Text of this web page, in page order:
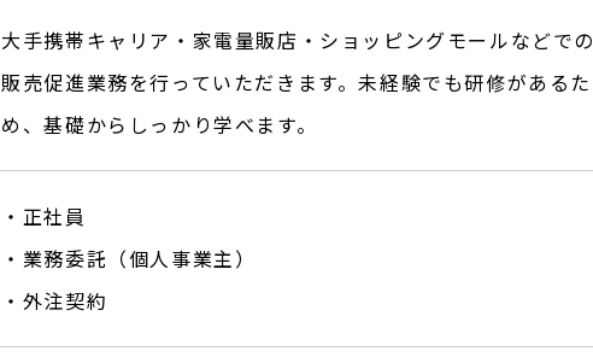
大手携帯キャリア・家電量販店・ショッピングモールなどでの
販売促進業務を行っていただきます。未経験でも研修があるた
め、基礎からしっかり学べます。
・正社員
・業務委託（個人事業主）
・外注契約